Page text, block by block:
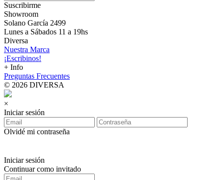
Suscribirme
Showroom
Solano García 2499
Lunes a Sábados 11 a 19hs
Diversa
Nuestra Marca
¡Escribinos!
+ Info
Preguntas Frecuentes
© 2026 DIVERSA
×
Iniciar sesión
Olvidé mi contraseña
Iniciar sesión
Continuar como invitado